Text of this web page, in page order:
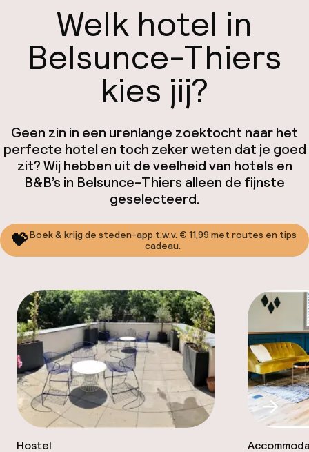
Welk hotel in
Belsunce-Thiers
kies jij?
Geen zin in een urenlange zoektocht naar het
perfecte hotel en toch zeker weten dat je goed
zit? Wij hebben uit de veelheid van hotels en
B&B’s in Belsunce-Thiers alleen de fijnste
geselecteerd.
💝Boek & krijg de steden-app t.w.v. € 11,99 met routes en tips
cadeau.
Hostel